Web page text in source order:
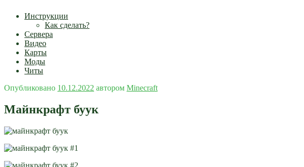
Инструкции
Как сделать?
Сервера
Видео
Карты
Моды
Читы
Опубликовано 10.12.2022 автором Minecraft
Майнкрафт буук